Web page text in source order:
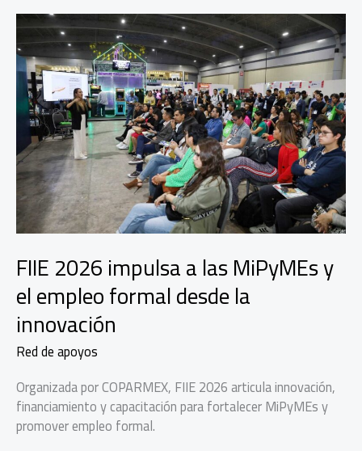
FIIE 2026 impulsa a las MiPyMEs y
el empleo formal desde la
innovación
Red de apoyos
Organizada por COPARMEX, FIIE 2026 articula innovación,
financiamiento y capacitación para fortalecer MiPyMEs y
promover empleo formal.